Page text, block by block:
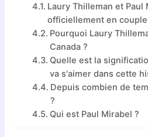
Laury Thilleman et
officiellement en couple
Pourquoi Laury
Canada ?
Quelle est la
va s'aimer dans cette
Depuis combien de
?
Qui est Paul Mirabel ?